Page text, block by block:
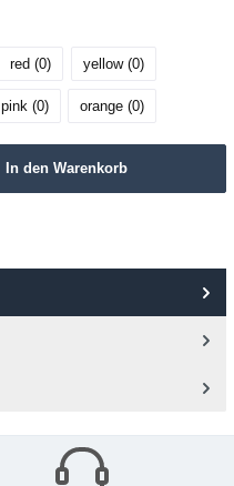
red (0) yellow (0)
pink (0) orange (0)
In den Warenkorb